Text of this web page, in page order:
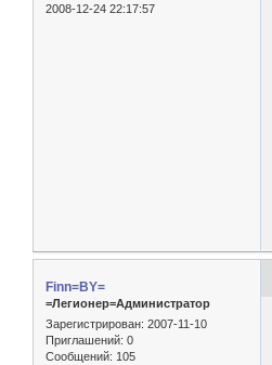
2008-12-24 22:17:57
Finn=BY=
=Легионер=Администратор
Зарегистрирован: 2007-11-10
Приглашений: 0
Сообщений: 105